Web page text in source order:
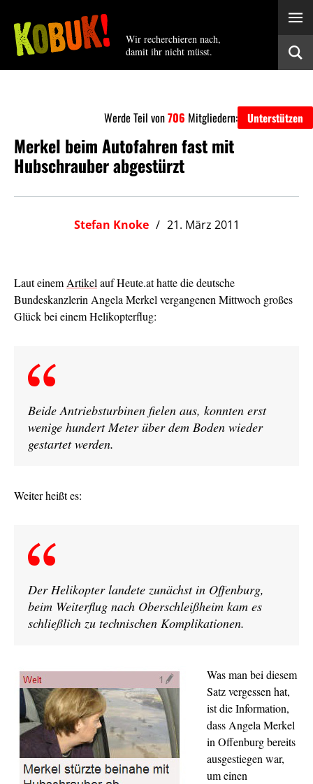
Wir recherchieren nach,
damit ihr nicht müsst.
Werde Teil von706 Mitgliedern: Unterstützen
Merkel beim Autofahren fast mit
Hubschrauber abgestürzt
Stefan Knoke 21. März 2011
Laut einem Artikel auf Heute.at hatte die deutsche
Bundeskanzlerin Angela Merkel vergangenen Mittwoch großes
Glück bei einem Helikopterflug:
Beide Antriebsturbinen fielen aus, konnten erst
wenige hundert Meter über dem Boden wieder
gestartet werden.
Weiter heißt es:
Der Helikopter landete zunächst in Offenburg,
beim Weiterflug nach Oberschleißheim kam es
schließlich zu technischen Komplikationen.
Was man bei diesem
Satz vergessen hat,
ist die Information,
dass Angela Merkel
in Offenburg bereits
ausgestiegen war,
um einen